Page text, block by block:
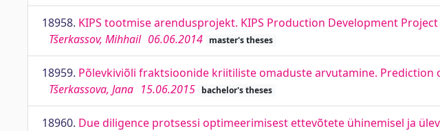
18958. KIPS tootmise arendusprojekt. KIPS Production Development Project
Tšerkassov, Mihhail 06.06.2014 master's theses
18959. Põlevkiviõli fraktsioonide kriitiliste omaduste arvutamine.
Tšerkassova, Jana 15.06.2015 bachelor's theses
18960. Due diligence protsessi optimeerimisest ettevõtete ühinemisel ja